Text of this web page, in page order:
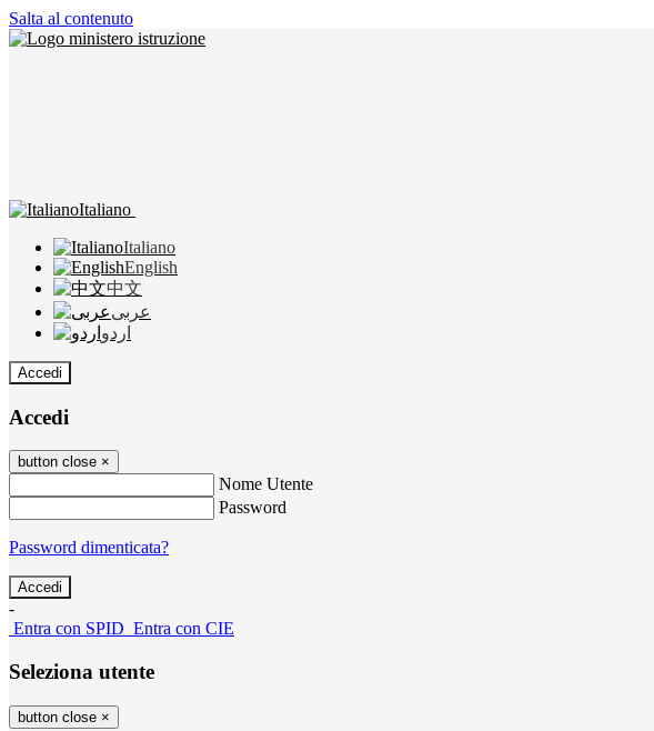
Salta al contenuto
Italiano
Italiano
English
中文
عربى
اردو
Accedi
Accedi
button close ×
Nome Utente
Password
Password dimenticata?
-
Entra con SPID Entra con CIE
Seleziona utente
button close ×